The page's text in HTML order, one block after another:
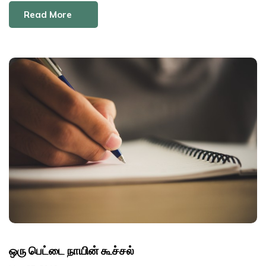
Read More
ஒரு பெட்டை நாயின் கூச்சல்